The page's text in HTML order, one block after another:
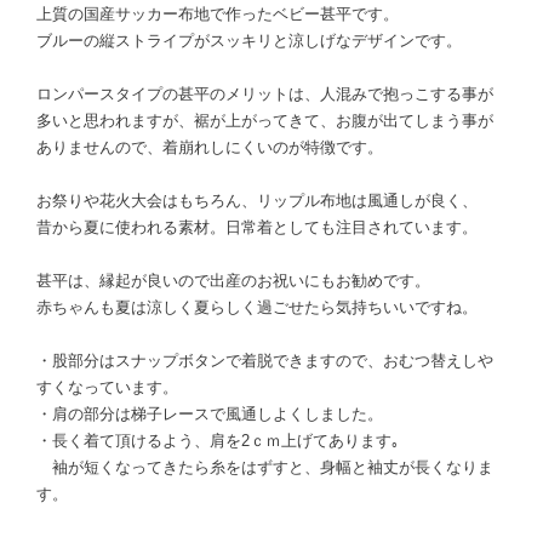
上質の国産サッカー布地で作ったベビー甚平です。
ブルーの縦ストライプがスッキリと涼しげなデザインです。
ロンパースタイプの甚平のメリットは、人混みで抱っこする事が
多いと思われますが、裾が上がってきて、お腹が出てしまう事が
ありませんので、着崩れしにくいのが特徴です。
お祭りや花火大会はもちろん、リップル布地は風通しが良く、
昔から夏に使われる素材。日常着としても注目されています。
甚平は、縁起が良いので出産のお祝いにもお勧めです。
赤ちゃんも夏は涼しく夏らしく過ごせたら気持ちいいですね。
・股部分はスナップボタンで着脱できますので、おむつ替えしや
すくなっています。
・肩の部分は梯子レースで風通しよくしました。
・長く着て頂けるよう、肩を2ｃｍ上げてあります｡
袖が短くなってきたら糸をはずすと、身幅と袖丈が長くなりま
す。